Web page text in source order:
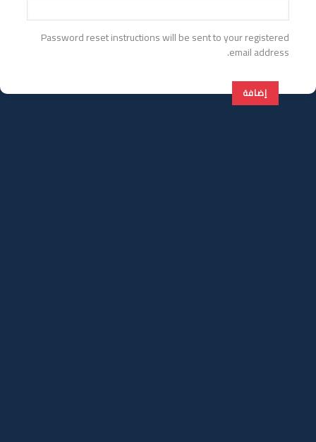
Password reset instructions will be sent to your registered
email address.